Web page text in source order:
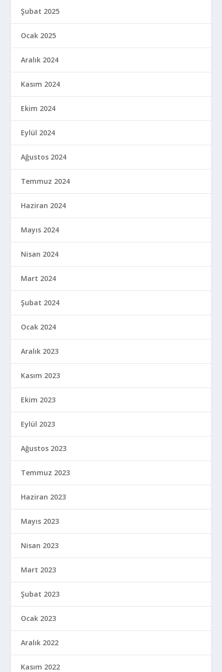
Şubat 2025
Ocak 2025
Aralık 2024
Kasım 2024
Ekim 2024
Eylül 2024
Ağustos 2024
Temmuz 2024
Haziran 2024
Mayıs 2024
Nisan 2024
Mart 2024
Şubat 2024
Ocak 2024
Aralık 2023
Kasım 2023
Ekim 2023
Eylül 2023
Ağustos 2023
Temmuz 2023
Haziran 2023
Mayıs 2023
Nisan 2023
Mart 2023
Şubat 2023
Ocak 2023
Aralık 2022
Kasım 2022